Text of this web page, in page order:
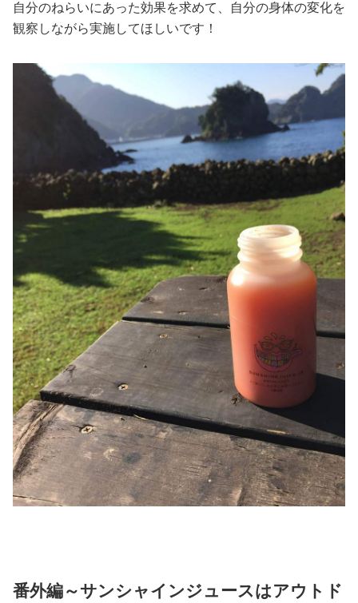
自分のねらいにあった効果を求めて、自分の身体の変化を
観察しながら実施してほしいです！
番外編～サンシャインジュースはアウトド